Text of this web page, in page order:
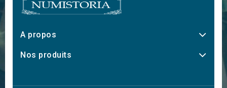
A propos
Nos produits